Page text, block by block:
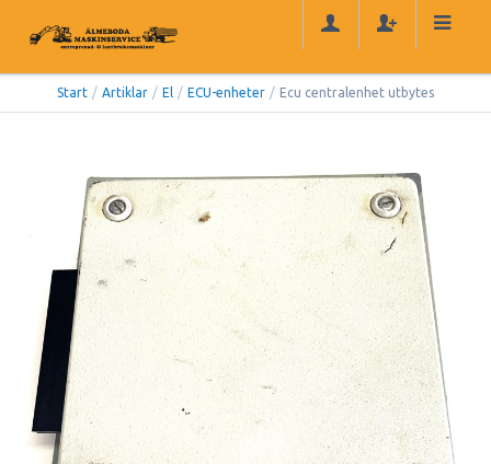
Start / Artiklar / El / ECU-enheter / Ecu centralenhet utbytes